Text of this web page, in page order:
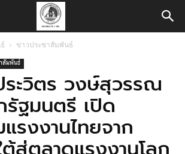
ข่าวประชาสัมพันธ์
สัมพันธ์
ะวิตร วงษ์สุวรรณ
รัฐมนตรี เปิด
รงงานไทยจาก